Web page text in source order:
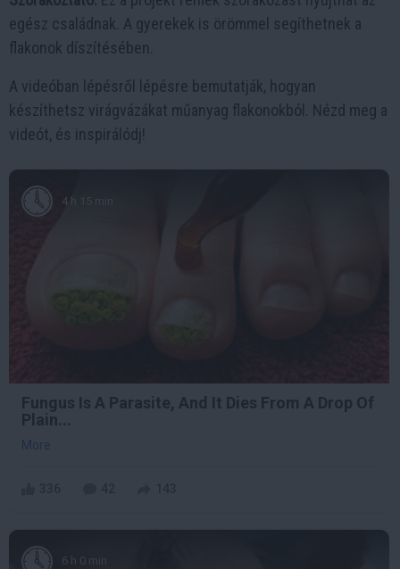
egész családnak. A gyerekek is örömmel segíthetnek a
flakonok díszítésében.
A videóban lépésről lépésre bemutatják, hogyan
készíthetsz virágvázákat műanyag flakonokból. Nézd meg a
videót, és inspirálódj!
4 h 15 min
Fungus Is A Parasite, And It Dies From A Drop Of
Plain...
More
6 h 0 min